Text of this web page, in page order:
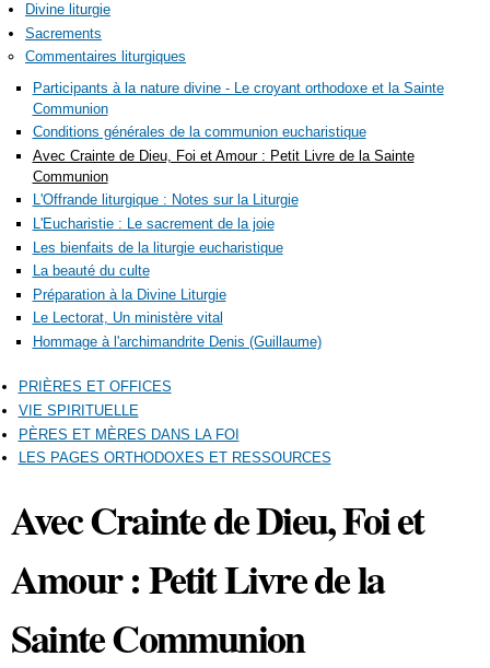
Divine liturgie
Sacrements
Commentaires liturgiques
Participants à la nature divine - Le croyant orthodoxe et la Sainte
Communion
Conditions générales de la communion eucharistique
Avec Crainte de Dieu, Foi et Amour : Petit Livre de la Sainte
Communion
L'Offrande liturgique : Notes sur la Liturgie
L'Eucharistie : Le sacrement de la joie
Les bienfaits de la liturgie eucharistique
La beauté du culte
Préparation à la Divine Liturgie
Le Lectorat, Un ministère vital
Hommage à l'archimandrite Denis (Guillaume)
PRIÈRES ET OFFICES
VIE SPIRITUELLE
PÈRES ET MÈRES DANS LA FOI
LES PAGES ORTHODOXES ET RESSOURCES
Avec Crainte de Dieu, Foi et
Amour : Petit Livre de la
Sainte Communion